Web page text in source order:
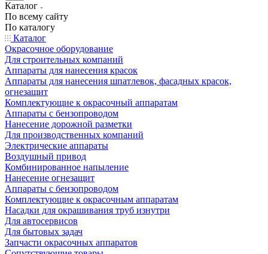
Каталог
По всему сайту
По каталогу
Каталог
Окрасочное оборудование
Для строительных компаний
Аппараты для нанесения красок
Аппараты для нанесения шпатлевок, фасадных красок,
огнезащит
Комплектующие к окрасочный аппаратам
Аппараты с бензопроводом
Нанесение дорожной разметки
Для производственных компаний
Электрические аппараты
Воздушный привод
Комбинированное напыление
Нанесение огнезащит
Аппараты с бензопроводом
Комплектующие к окрасочным аппаратам
Насадки для окрашивания труб изнутри
Для автосервисов
Для бытовых задач
Запчасти окрасочных аппаратов